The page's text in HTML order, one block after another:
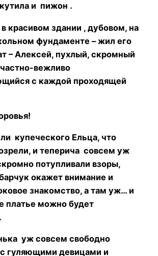
кутила и пижон .
красивом здании , дубовом, на
фундаменте – жил его
– Алексей, пухлый, скромный
вежливо
с каждой проходящей
купеческого Ельца, что
и теперича совсем уж
потупливали взоры,
окажет внимание и
знакомство, а там уж… и
платье можно будет
уж совсем свободно
с гуляющими девицами и